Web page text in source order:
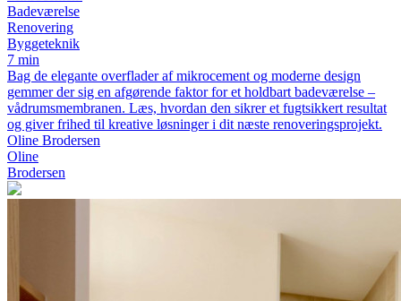
Badeværelse
Renovering
Byggeteknik
7 min
Bag de elegante overflader af mikrocement og moderne design
gemmer der sig en afgørende faktor for et holdbart badeværelse –
vådrumsmembranen. Læs, hvordan den sikrer et fugtsikkert resultat
og giver frihed til kreative løsninger i dit næste renoveringsprojekt.
Oline Brodersen
Oline
Brodersen